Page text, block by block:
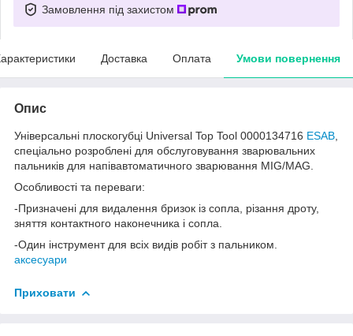
Замовлення під захистом
Доставка Оплата Умови повернення
Опис
Універсальні плоскогубці Universal Top Tool 0000134716 ESAB
спеціально розроблені для обслуговування зварювальних
пальників для напівавтоматичного зварювання MIG/MAG.
Особливості та переваги:
-Призначені для видалення бризок із сопла, різання дроту,
зняття контактного наконечника і сопла.
-Один інструмент для всіх видів робіт з пальником.
аксесуари
Приховати